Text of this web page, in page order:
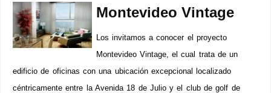
Montevideo Vintage
Los invitamos a conocer el proyecto
Montevideo Vintage, el cual trata de un
edificio de oficinas con una ubicación excepcional localizado
céntricamente entre la Avenida 18 de Julio y el club de golf de